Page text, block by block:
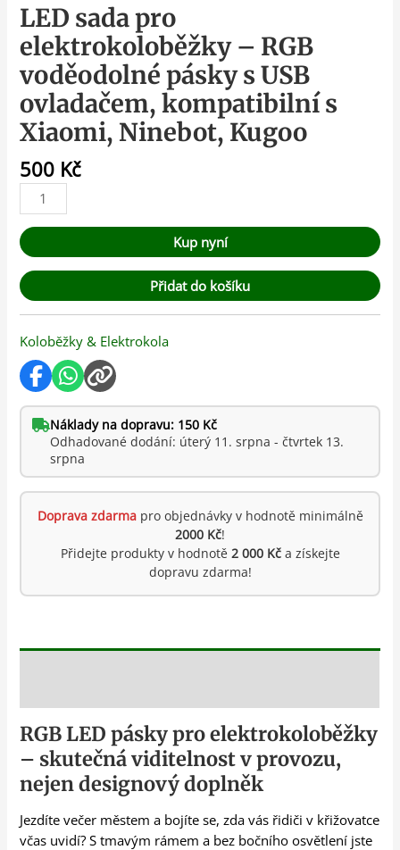
LED sada pro
elektrokoloběžky – RGB
voděodolné pásky s USB
ovladačem, kompatibilní s
Xiaomi, Ninebot, Kugoo
500 Kč
Kup nyní
Přidat do košíku
Koloběžky & Elektrokola
Náklady na dopravu: 150 Kč
Odhadované dodání: úterý 11. srpna - čtvrtek 13.
srpna
Doprava zdarmapro objednávky v hodnotě minimálně
2000 Kč!
Přidejte produkty v hodnotě 2 000 Kča získejte
dopravu zdarma!
RGB LED pásky pro elektrokoloběžky
– skutečná viditelnost v provozu,
nejen designový doplněk
Jezdíte večer městem a bojíte se, zda vás řidiči v křižovatce
včas uvidí? S tmavým rámem a bez bočního osvětlení jste